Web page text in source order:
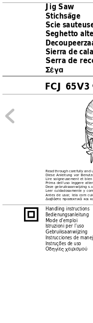
Jig Saw
Stichsäge
Scie
Seghetto
Sierra de
Serra de
™¤Á·
Handling instructions
Bedienungsanleitung
Mode d’emploi
Istruzioni per l’uso
Gebruiksaanwijzing
Instrucciones de
Instruções de uso
√‰ËÁ›Â˜ ¯ÂÈÚÈÛÌÔ‡
FCJ 65V3
Read through carefully and
Diese Anleitung vor
Lire soigneusement et
Prima dell’uso leggere
Deze gebruiksaanwijzing
Leer cuidadosamente y
Antes de usar, leia com
∆ιαβάστε προσεκτικά και